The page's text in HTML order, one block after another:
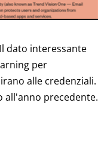
dato interessante
per
alle credenziali.
all'anno precedente.